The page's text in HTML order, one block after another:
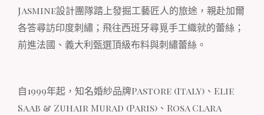
Jasmine設計團隊踏上發掘工藝匠人的旅途，親赴加爾
各答尋訪印度刺繡；飛往西班牙尋覓手工織就的蕾絲；
前進法國、義大利甄選頂級布料與刺繡蕾絲。
自1999年起，知名婚紗品牌Pastore (Italy)、Elie
Saab & Zuhair Murad (Paris)、Rosa Clara